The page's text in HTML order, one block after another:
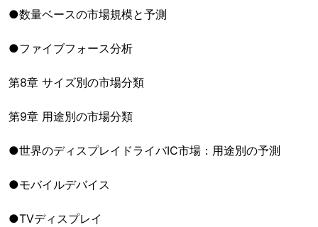
●数量ベースの市場規模と予測
●ファイブフォース分析
第8章 サイズ別の市場分類
第9章 用途別の市場分類
●世界のディスプレイドライバIC市場：用途別の予測
●モバイルデバイス
●TVディスプレイ